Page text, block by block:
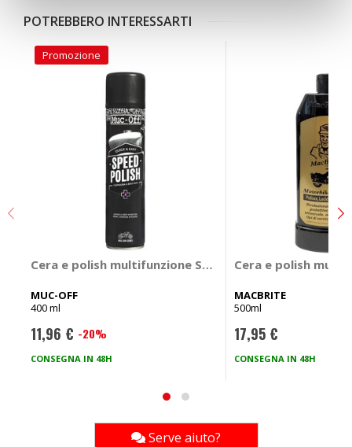
POTREBBERO INTERESSARTI
Promozione
Cera e polish multifunzione SPEED POLISH - MUC-OFF
MUC-OFF
400 ml
Prezzo
speciale
11,96 € -20%
CONSEGNA IN 48H
Cera e polish
MACBRITE
500ml
17,95 €
CONSEGNA IN 48H
Serve aiuto?